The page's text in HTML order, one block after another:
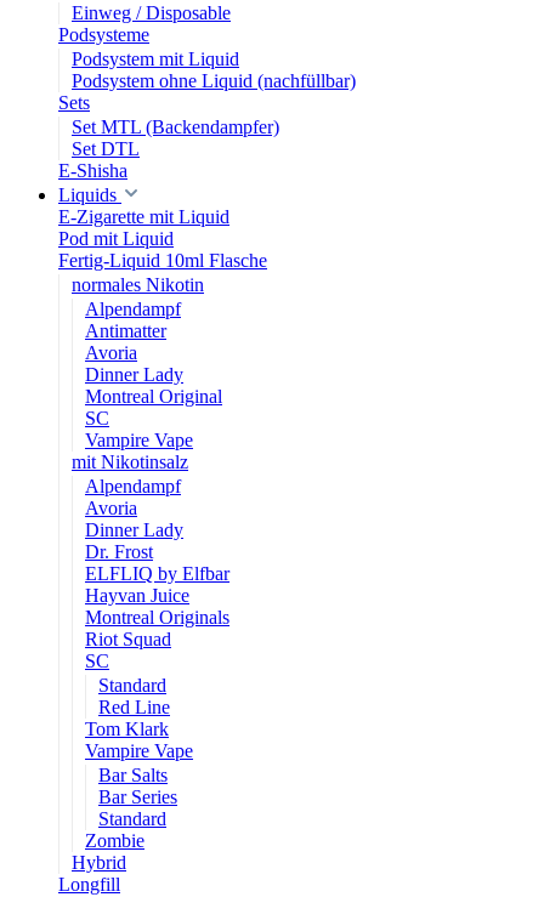
Einweg / Disposable
Podsysteme
Podsystem mit Liquid
Podsystem ohne Liquid (nachfüllbar)
Sets
Set MTL (Backendampfer)
Set DTL
E-Shisha
Liquids
E-Zigarette mit Liquid
Pod mit Liquid
Fertig-Liquid 10ml Flasche
normales Nikotin
Alpendampf
Antimatter
Avoria
Dinner Lady
Montreal Original
SC
Vampire Vape
mit Nikotinsalz
Alpendampf
Avoria
Dinner Lady
Dr. Frost
ELFLIQ by Elfbar
Hayvan Juice
Montreal Originals
Riot Squad
SC
Standard
Red Line
Tom Klark
Vampire Vape
Bar Salts
Bar Series
Standard
Zombie
Hybrid
Longfill